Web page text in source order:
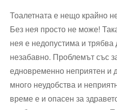
Тоалетната е нещо крайно
Без нея просто не може!
нея е недопустима и трябва
незабавно. Проблемът със
едновременно неприятен и
много неудобства и
време е и опасен за